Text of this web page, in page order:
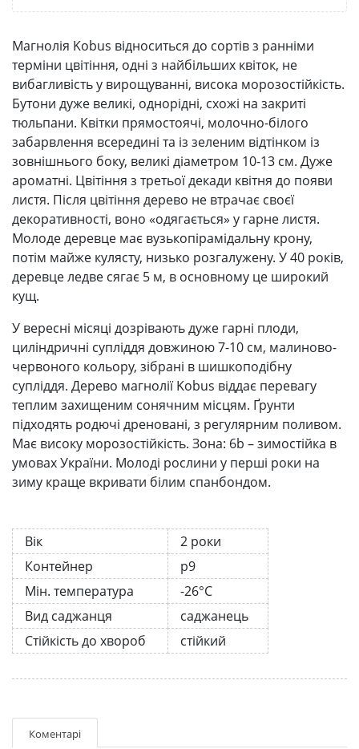
Магнолія Kobus відноситься до сортів з ранніми
терміни цвітіння, одні з найбільших квіток, не
вибагливість у вирощуванні, висока морозостійкість.
Бутони дуже великі, однорідні, схожі на закриті
тюльпани. Квітки прямостоячі, молочно-білого
забарвлення всередині та із зеленим відтінком із
зовнішнього боку, великі діаметром 10-13 см. Дуже
ароматні. Цвітіння з третьої декади квітня до появи
листя. Після цвітіння дерево не втрачає своєї
декоративності, воно «одягається» у гарне листя.
Молоде деревце має вузькопірамідальну крону,
потім майже кулясту, низько розгалужену. У 40 років,
деревце ледве сягає 5 м, в основному це широкий
кущ.
У вересні місяці дозрівають дуже гарні плоди,
циліндричні супліддя довжиною 7-10 см, малиново-
червоного кольору, зібрані в шишкоподібну
супліддя. Дерево магнолії Kobus віддає перевагу
теплим захищеним сонячним місцям. Ґрунти
підходять родючі дреновані, з регулярним поливом.
Має високу морозостійкість. Зона: 6b – зимостійка в
умовах України. Молоді рослини у перші роки на
зиму краще вкривати білим спанбондом.
Вік
2 роки
Контейнер
р9
Мін. температура
-26°C
Вид саджанця
саджанець
Стійкість до хвороб
стійкий
Коментарі